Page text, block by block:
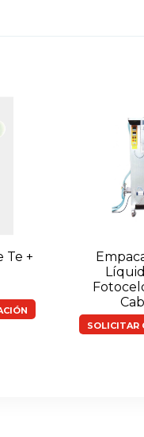
Te +
SOLICITAR